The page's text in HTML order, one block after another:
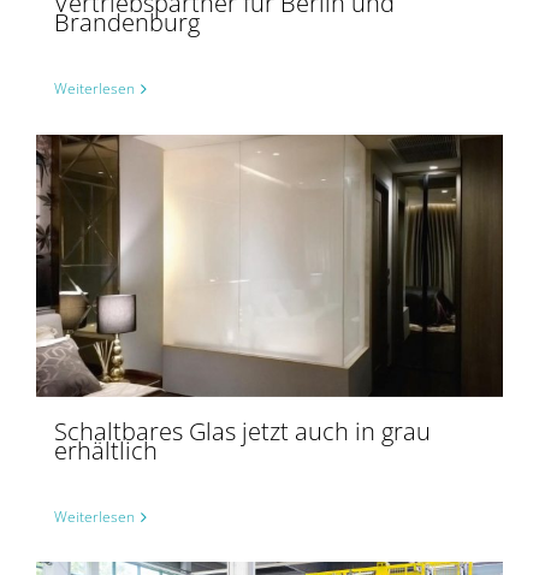
Brandenburg
Weiterlesen
Schaltbares Glas jetzt auch in grau
erhältlich
Weiterlesen